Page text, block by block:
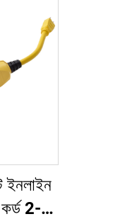
ইনলাইন
2-ফুট